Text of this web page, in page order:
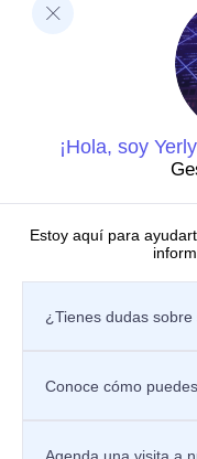
¡Hola, soy
Estoy aquí para
¿Tienes dudas
Conoce cómo
Agenda una visita a
Ciencias de la Salud
Negocios y
Barberi de
Ciencias Humanas
Decanatura de
Dirección de
Grupos de
Semilleros de
Proyectos de
Directorio de
Nuestras
Tratamiento de
Mecanismos o
Registra tu PQRSF